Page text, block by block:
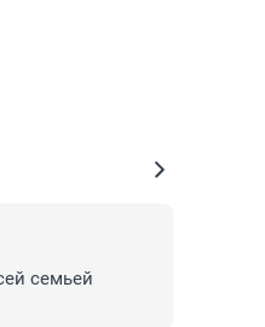
семьей